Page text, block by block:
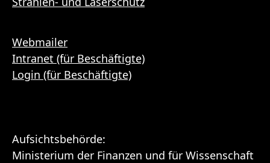
Webmailer
Intranet (für Beschäftigte)
Login (für Beschäftigte)
Aufsichtsbehörde:
Ministerium der Finanzen und für Wissenschaft